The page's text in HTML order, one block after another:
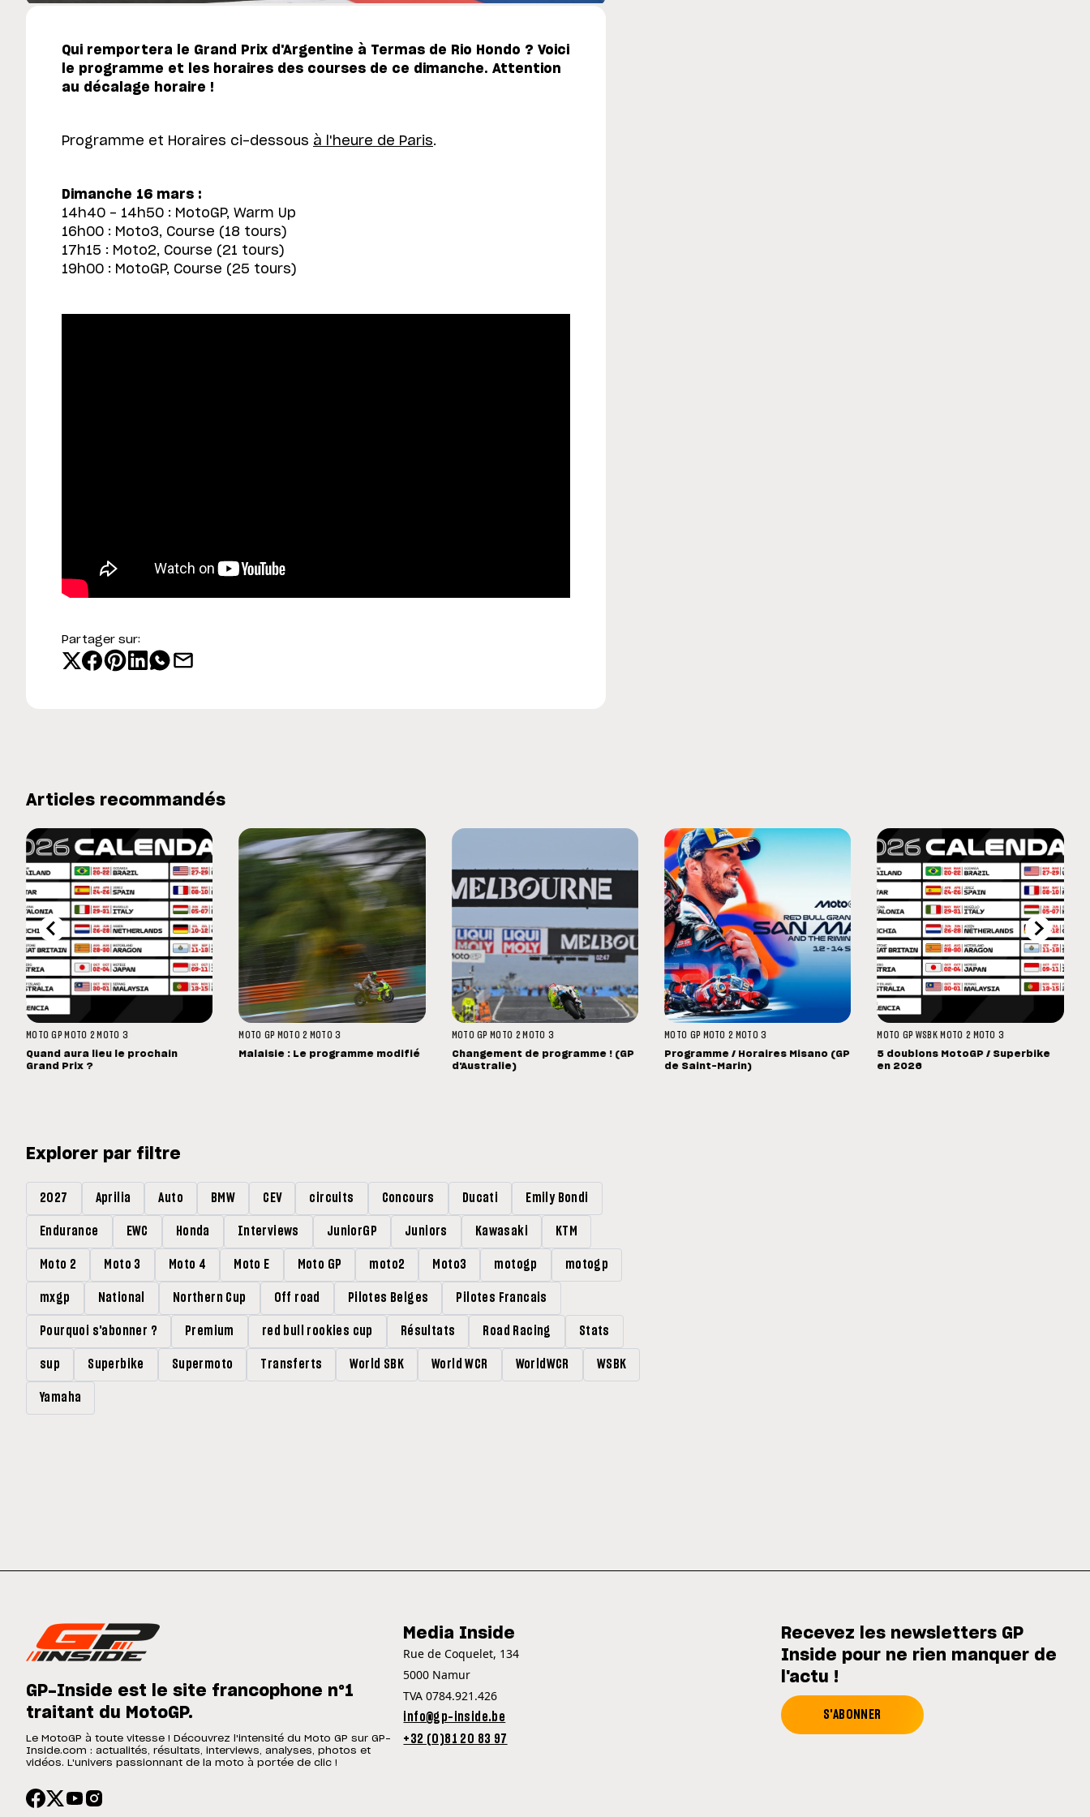
Qui remportera le Grand Prix d'Argentine à Termas de Rio Hondo ? Voici
le programme et les horaires des courses de ce dimanche. Attention
au décalage horaire !
Programme et Horaires ci-dessous à l'heure de Paris.
Dimanche 16 mars :
14h40 - 14h50 : MotoGP, Warm Up
16h00 : Moto3, Course (18 tours)
17h15 : Moto2, Course (21 tours)
19h00 : MotoGP, Course (25 tours)
Partager sur:
Articles recommandés
MOTO GP MOTO 2 MOTO 3
Quand aura lieu le prochain
Grand Prix ?
MOTO GP MOTO 2 MOTO 3
Malaisie : Le programme modifié
MOTO GP MOTO 2 MOTO 3
Changement de programme ! (GP
d'Australie)
MOTO GP MOTO 2 MOTO 3
Programme / Horaires Misano (GP
de Saint-Marin)
MOTO GP WSBK MOTO 2 MOTO 3
5 doublons MotoGP / Superbike
en 2026
Explorer par filtre
2027 Aprilia Auto BMW CEV circuits Concours Ducati Emily Bondi
Endurance EWC Honda Interviews JuniorGP Juniors Kawasaki KTM
Moto 2 Moto 3 Moto 4 Moto E Moto GP moto2 Moto3 motogp motogp
mxgp National Northern Cup Off road Pilotes Belges Pilotes Francais
Pourquoi s'abonner ? Premium red bull rookies cup Résultats Road Racing Stats
sup Superbike Supermoto Transferts World SBK World WCR WorldWCR WSBK
Yamaha
GP-Inside est le site francophone n°1
traitant du MotoGP.
Le MotoGP à toute vitesse ! Découvrez l'intensité du Moto GP sur GP-
Inside.com : actualités, résultats, interviews, analyses, photos et
vidéos. L'univers passionnant de la moto à portée de clic !
Media Inside
Rue de Coquelet, 134
5000 Namur
TVA 0784.921.426
info@gp-inside.be
+32 (0)81 20 83 97
Recevez les newsletters GP
Inside pour ne rien manquer de
l'actu !
S'ABONNER